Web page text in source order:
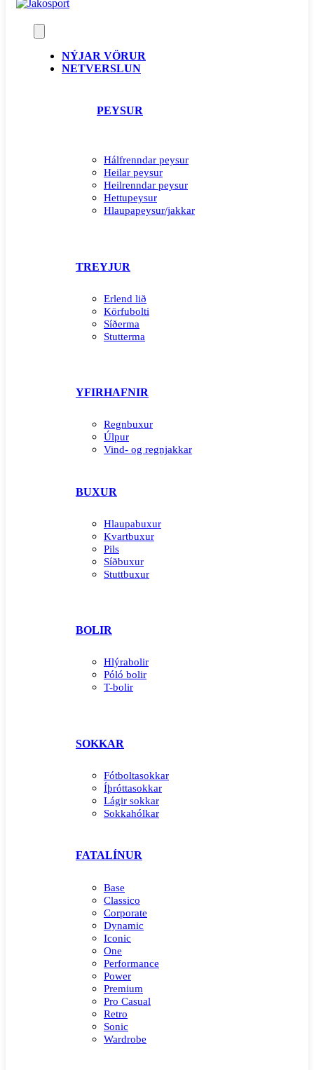
NÝJAR VÖRUR
NETVERSLUN
PEYSUR
Hálfrenndar peysur
Heilar peysur
Heilrenndar peysur
Hettupeysur
Hlaupapeysur/jakkar
TREYJUR
Erlend lið
Körfubolti
Síðerma
Stutterma
YFIRHAFNIR
Regnbuxur
Úlpur
Vind- og regnjakkar
BUXUR
Hlaupabuxur
Kvartbuxur
Pils
Síðbuxur
Stuttbuxur
BOLIR
Hlýrabolir
Póló bolir
T-bolir
SOKKAR
Fótboltasokkar
Íþróttasokkar
Lágir sokkar
Sokkahólkar
FATALÍNUR
Base
Classico
Corporate
Dynamic
Iconic
One
Performance
Power
Premium
Pro Casual
Retro
Sonic
Wardrobe